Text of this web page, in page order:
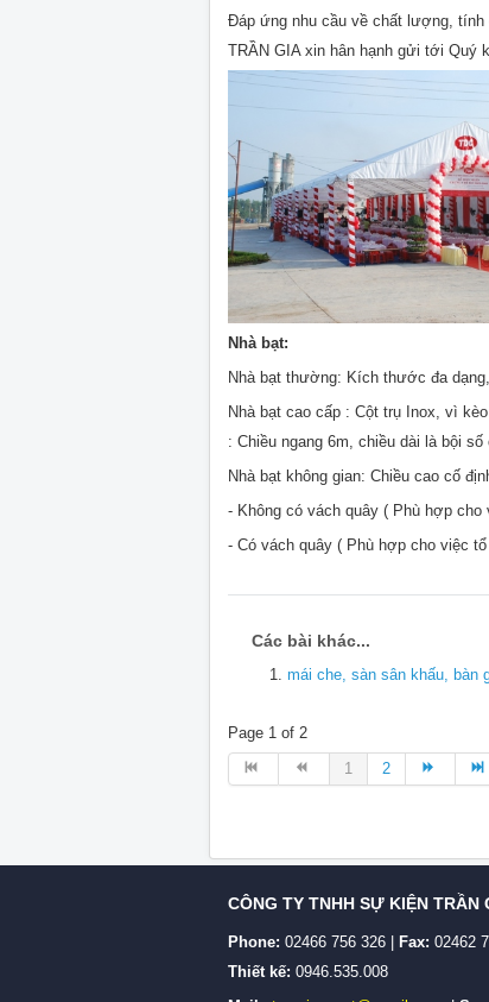
Đáp ứng nhu cầu về chất lượng,
TRẦN GIA xin hân hạnh gửi tới Quý
Nhà bạt:
Nhà bạt thường: Kích thước đa
Nhà bạt cao cấp : Cột trụ Inox, vì
: Chiều ngang 6m, chiều dài là bội số
Nhà bạt không gian: Chiều cao cố
- Không có vách quây ( Phù hợp
- Có vách quây ( Phù hợp cho việc
Các bài khác...
mái che, sàn sân khấu, bàn
Page 1 of 2
1
2
CÔNG TY TNHH SỰ KIỆN TRẦN
Phone: 02466 756 326 | Fax: 02462
Thiết kế: 0946.535.008